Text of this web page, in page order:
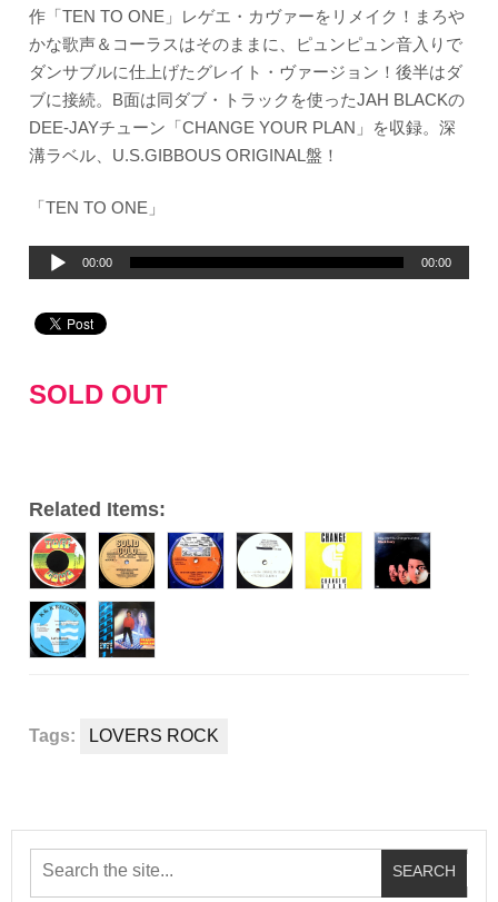
作「TEN TO ONE」レゲエ・カヴァーをリメイク！まろや
かな歌声＆コーラスはそのままに、ピュンピュン音入りで
ダンサブルに仕上げたグレイト・ヴァージョン！後半はダ
ブに接続。B面は同ダブ・トラックを使ったJAH BLACKの
DEE-JAYチューン「CHANGE YOUR PLAN」を収録。深
溝ラベル、U.S.GIBBOUS ORIGINAL盤！
「TEN TO ONE」
プ
ヤ
00:00 00:00
SOLD OUT
Related Items:
Tags: LOVERS ROCK